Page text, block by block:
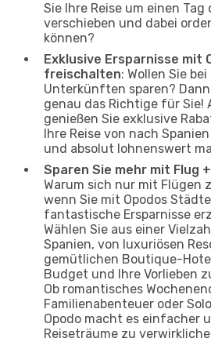
Sie Ihre Reise um einen Tag
verschieben und dabei
können?
Exklusive Ersparnisse mit
freischalten: Wollen Sie
Unterkünften sparen?
genau das Richtige für Sie!
genießen Sie exklusive
Ihre Reise von nach
und absolut lohnenswert
Sparen Sie mehr mit Flug
Warum sich nur mit Flügen
wenn Sie mit Opodos
fantastische Ersparnisse
Wählen Sie aus einer
Spanien, von luxuriösen
gemütlichen Boutique-
Budget und Ihre Vorlieben
Ob romantisches
Familienabenteuer oder
Opodo macht es einfacher
Reiseträume zu